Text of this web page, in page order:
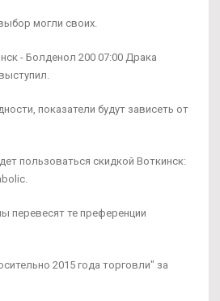
могли своих.
- Болденол 200 07:00 Драка
показатели будут зависеть от
пользоваться скидкой Воткинск:
перевесят те преференции
2015 года торговли" за